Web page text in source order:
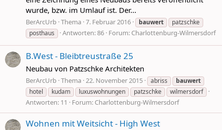
wurde, bzw. im Umlauf ist. Der...
BerArcUrb Thema 7. Februar 2016 bauwert
patzschke
posthaus
Antworten: 86 Forum: Charlottenburg-Wilmersdorf
B.West - Bleibtreustraße 25
Neubau von Patzschke Architekten
BerArcUrb Thema 22. November 2015 abriss
bauwert
hotel
kudam luxuswohnungen patzschke wilmersdorf
Antworten: 11 Forum: Charlottenburg-Wilmersdorf
Wohnen mit Weitsicht - High West